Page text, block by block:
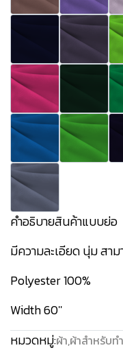
คำอธิบายสินค้าแบบย่อ
มีความละเอียด นุ่ม สา
Polyester 100%
Width 60''
หมวดหมู่:ผ้า,ผ้าสำหรับท